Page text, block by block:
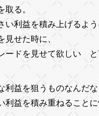
を取る。
い利益を積み上げるよう
見せた時に、
ードを見せて欲しい と
益を狙うものなんだな
益を積み重ねることに